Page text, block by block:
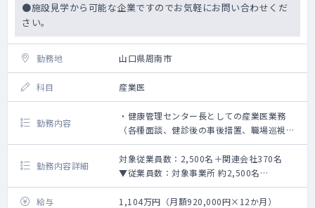
●施設見学から可能な企業ですのでお気軽にお問い合わせくだ
さい。
勤務地 山口県周南市
科目 産業医
勤務内容
・健康管理センター長としての産業医業務
（各種面談、健診後の事後措置、職場巡視
等）＋関連会社2社の産業医も兼務
勤務内容詳細
対象従業員数：2,500名＋関連会社370名
▼従業員数：対象事業所 約2,500名
⇒ブルーカラー＞ホワイトカラー、男性＞
女性、平均年齢40代
給与 1,104万円（月額920,000円×12か月）